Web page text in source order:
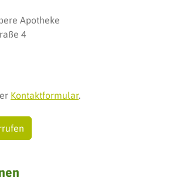
Apotheke
4
Kontaktformular.